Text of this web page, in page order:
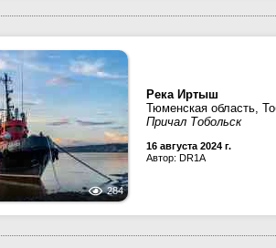
284
Река Иртыш
Тюменская область,
Причал Тобольск
16 августа 2024 г.
Автор: DR1A